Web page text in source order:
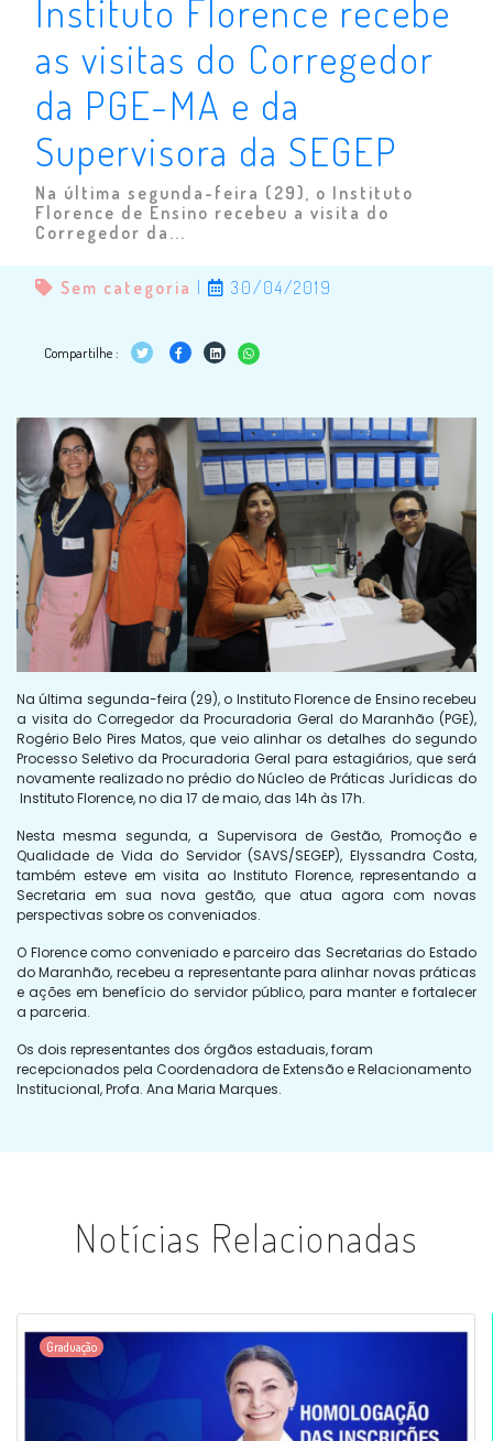
Instituto Florence recebe
as visitas do Corregedor
da PGE-MA e da
Supervisora da SEGEP
Na última segunda-feira (29), o Instituto
Florence de Ensino recebeu a visita do
Corregedor da...
Sem categoria 30/04/2019
Compartilhe :
Na última segunda-feira (29), o Instituto Florence de Ensino recebeu
a visita do Corregedor da Procuradoria Geral do Maranhão (PGE),
Rogério Belo Pires Matos, que veio alinhar os detalhes do segundo
Processo Seletivo da Procuradoria Geral para estagiários, que será
novamente realizado no prédio do Núcleo de Práticas Jurídicas do
Instituto Florence, no dia 17 de maio, das 14h às 17h.
Nesta mesma segunda, a Supervisora de Gestão, Promoção e
Qualidade de Vida do Servidor (SAVS/SEGEP), Elyssandra Costa,
também esteve em visita ao Instituto Florence, representando a
Secretaria em sua nova gestão, que atua agora com novas
perspectivas sobre os conveniados.
O Florence como conveniado e parceiro das Secretarias do Estado
do Maranhão, recebeu a representante para alinhar novas práticas
e ações em benefício do servidor público, para manter e fortalecer
a parceria.
Os dois representantes dos órgãos estaduais, foram
recepcionados pela Coordenadora de Extensão e Relacionamento
Institucional, Profa. Ana Maria Marques.
Notícias Relacionadas
Graduação